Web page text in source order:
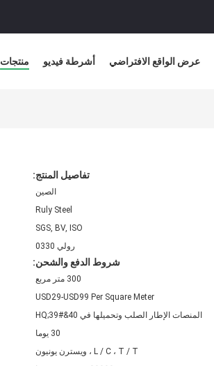
منتجات أشرطة فيديو عرض الواقع الافتراضي
تفاصيل المنتج:
الصين
Ruly Steel
SGS, BV, ISO
رولي 0330
شروط الدفع والشحن:
300 متر مربع
USD29-USD99 Per Square Meter
المنصات الإطار الصلب وتحميلها في 40&#39;HQ
30 يوما
L / C ، T / T ، ويسترن يونيون